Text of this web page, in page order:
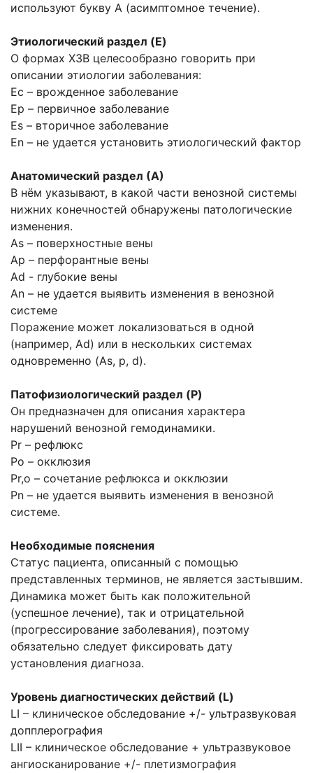
используют букву А (асимптомное течение).
Этиологический раздел (E)
О формах ХЗВ целесообразно говорить при
описании этиологии заболевания:
Ec – врожденное заболевание
Ep – первичное заболевание
Es – вторичное заболевание
En – не удается установить этиологический фактор
Анатомический раздел (А)
В нём указывают, в какой части венозной системы
нижних конечностей обнаружены патологические
изменения.
As – поверхностные вены
Ap – перфорантные вены
Ad - глубокие вены
An – не удается выявить изменения в венозной
системе
Поражение может локализоваться в одной
(например, Ad) или в нескольких системах
одновременно (As, p, d).
Патофизиологический раздел (P)
Он предназначен для описания характера
нарушений венозной гемодинамики.
Pr – рефлюкс
Po – окклюзия
Pr,o – сочетание рефлюкса и окклюзии
Pn – не удается выявить изменения в венозной
системе.
Необходимые пояснения
Статус пациента, описанный с помощью
представленных терминов, не является застывшим.
Динамика может быть как положительной
(успешное лечение), так и отрицательной
(прогрессирование заболевания), поэтому
обязательно следует фиксировать дату
установления диагноза.
Уровень диагностических действий (L)
LI – клиническое обследование +/- ультразвуковая
допплерография
LII – клиническое обследование + ультразвуковое
ангиосканирование +/- плетизмография